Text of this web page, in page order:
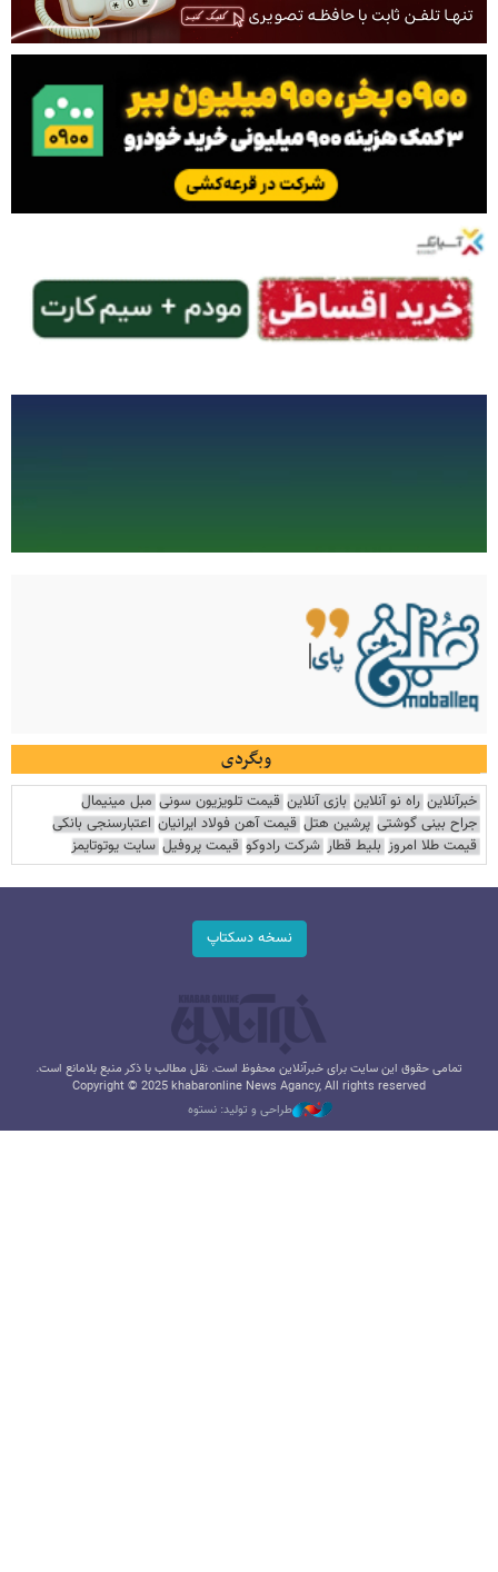
وبگردی
خبرآنلاین راه نو آنلاین بازی آنلاین قیمت تلویزیون سونی مبل مینیمال
جراح بینی گوشتی پرشین هتل قیمت آهن فولاد ایرانیان اعتبارسنجی بانکی
قیمت طلا امروز بلیط قطار شرکت رادوکو قیمت پروفیل سایت یوتوتایمز
نسخه دسکتاپ
تمامی حقوق این سایت برای خبرآنلاین محفوظ است. نقل مطالب با ذکر منبع بلامانع است.
Copyright © 2025 khabaronline News Agancy, All rights reserved
طراحی و تولید: نستوه